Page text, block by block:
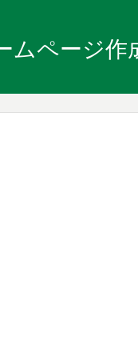
ムページ作